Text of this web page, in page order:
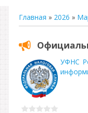
Главная » 2026 »
УФНС